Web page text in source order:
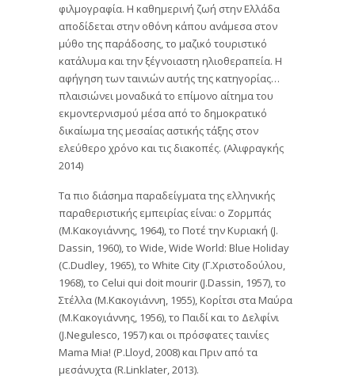
φιλμογραφία. Η καθημερινή ζωή στην Ελλάδα
αποδίδεται στην οθόνη κάπου ανάμεσα στον
μύθο της παράδοσης, το μαζικό τουριστικό
κατάλυμα και την ξέγνοιαστη ηλιοθεραπεία. Η
αφήγηση των ταινιών αυτής της κατηγορίας…
πλαισιώνει μοναδικά το επίμονο αίτημα του
εκμοντερνισμού μέσα από το δημοκρατικό
δικαίωμα της μεσαίας αστικής τάξης στον
ελεύθερο χρόνο και τις διακοπές. (Αλιφραγκής
2014)
Τα πιο διάσημα παραδείγματα της ελληνικής
παραθεριστικής εμπειρίας είναι: ο Ζορμπάς
(Μ.Κακογιάννης, 1964), το Ποτέ την Κυριακή (J.
Dassin, 1960), το Wide, Wide World: Blue Holiday
(C.Dudley, 1965), το White City (Γ.Χριστοδούλου,
1968), το Celui qui doit mourir (J.Dassin, 1957), το
Στέλλα (Μ.Κακογιάννη, 1955), Κορίτσι στα Μαύρα
(Μ.Κακογιάννης, 1956), το Παιδί και το Δελφίνι
(J.Negulesco, 1957) και οι πρόσφατες ταινίες
Mama Mia! (P.Lloyd, 2008) και Πριν από τα
μεσάνυχτα (R.Linklater, 2013).